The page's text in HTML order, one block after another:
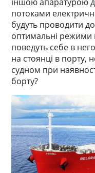
потоками
будуть проводити
оптимальні режими
поведуть себе в
на стоянці в порту,
судном при
борту?